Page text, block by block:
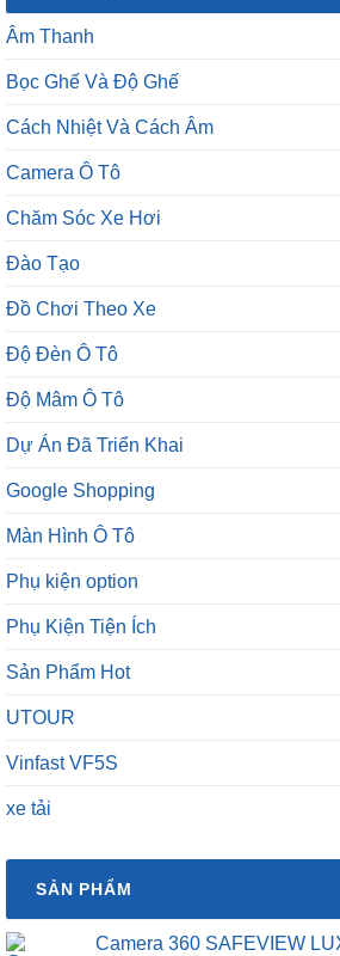
Âm Thanh
Bọc Ghế Và Độ Ghế
Cách Nhiệt Và Cách Âm
Camera Ô Tô
Chăm Sóc Xe Hơi
Đào Tạo
Đồ Chơi Theo Xe
Độ Đèn Ô Tô
Độ Mâm Ô Tô
Dự Án Đã Triển Khai
Google Shopping
Màn Hình Ô Tô
Phụ kiện option
Phụ Kiện Tiện Ích
Sản Phẩm Hot
UTOUR
Vinfast VF5S
xe tải
SẢN PHẨM
Camera 360 SAFEVIEW